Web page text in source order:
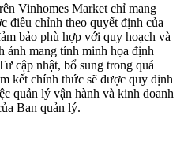
Vinhomes Market chỉ mang
điều chỉnh theo quyết định của
bảo phù hợp với quy hoạch và
mang tính minh họa định
cập nhật, bổ sung trong quá
kết chính thức sẽ được quy định
quản lý vận hành và kinh doanh
Ban quản lý.